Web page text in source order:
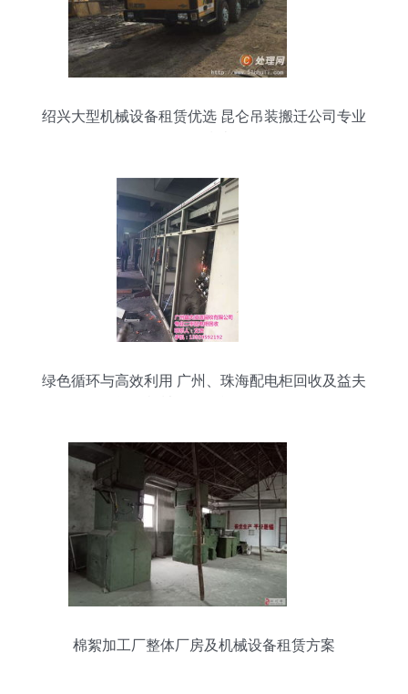
绍兴大型机械设备租赁优选 昆仑吊装搬迁公司专业
绿色循环与高效利用 广州、珠海配电柜回收及益夫
棉絮加工厂整体厂房及机械设备租赁方案